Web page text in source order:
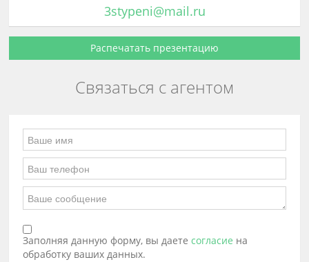
3stypeni@mail.ru
Распечатать презентацию
Связаться с агентом
Заполняя данную форму, вы даетесогласие на
обработку ваших данных.